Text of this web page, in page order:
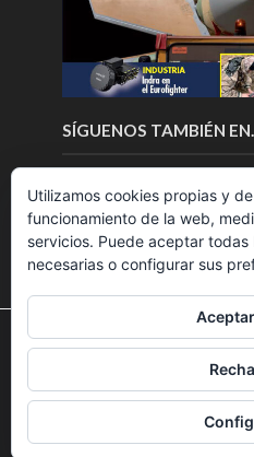
SÍGUENOS TAMBIÉN
Copyright © 2018.Fly News.
UAS aviación
Utilizamos cookies para
nuestra web.
Puedes aprender más sobre
desactivarlas en losajustes.
Utilizamos cookies propias y
funcionamiento de la web,
servicios. Puede aceptar
necesarias o configurar sus